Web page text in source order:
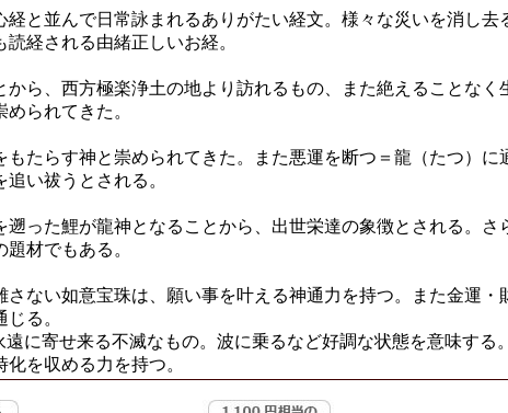
と並んで日常詠まれるありがたい経文。様々な災いを消し去
経される由緒正しいお経。
ら、西方極楽浄土の地より訪れるもの、また絶えることなく
られてきた。
もたらす神と崇められてきた。また悪運を断つ＝龍（たつ）に
い祓うとされる。
った鯉が龍神となることから、出世栄達の象徴とされる。さ
材でもある。
さない如意宝珠は、願い事を叶える神通力を持つ。また金運・
る。
に寄せ来る不滅なもの。波に乗るなど好調な状態を意味する
を収める力を持つ。